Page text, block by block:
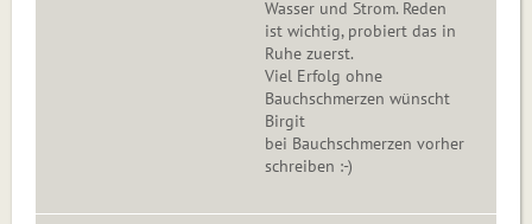
Wasser und Strom. Reden
ist wichtig, probiert das in
Ruhe zuerst.
Viel Erfolg ohne
Bauchschmerzen wünscht
Birgit
bei Bauchschmerzen vorher
schreiben :-)